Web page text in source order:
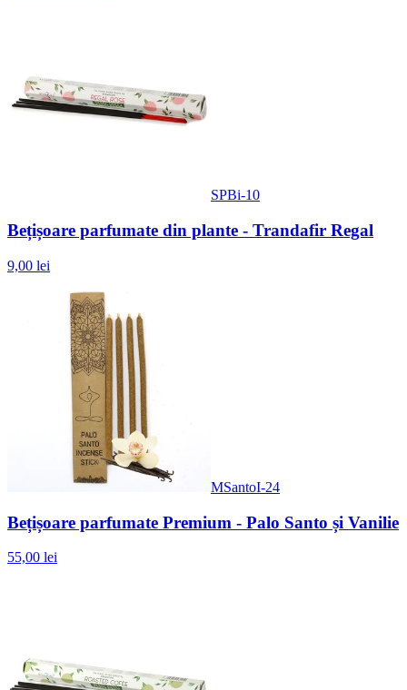
SPBi-10
Bețișoare parfumate din plante - Trandafir Regal
9,00 lei
MSantoI-24
Bețișoare parfumate Premium - Palo Santo și Vanilie
55,00 lei